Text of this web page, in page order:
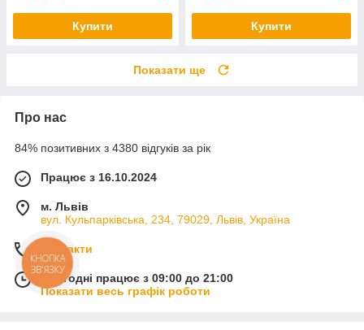
Купити Купити
Показати ще
Про нас
84% позитивних з 4380 відгуків за рік
Працює з 16.10.2024
м. Львів
вул. Кульпарківська, 234, 79029, Львів, Україна
Контакти
Сьогодні працює з 09:00 до 21:00
Показати весь графік роботи
КНОПКА
ЗВ'ЯЗКУ